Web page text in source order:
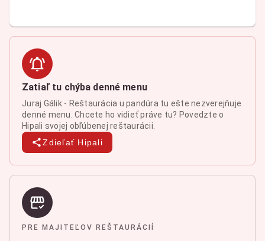
Zatiaľ tu chýba denné menu
Juraj Gálik - Reštaurácia u pandúra tu ešte nezverejňuje
denné menu. Chcete ho vidieť práve tu? Povedzte o
Hipali svojej obľúbenej reštaurácii.
Zdieľať Hipali
PRE MAJITEĽOV REŠTAURÁCIÍ